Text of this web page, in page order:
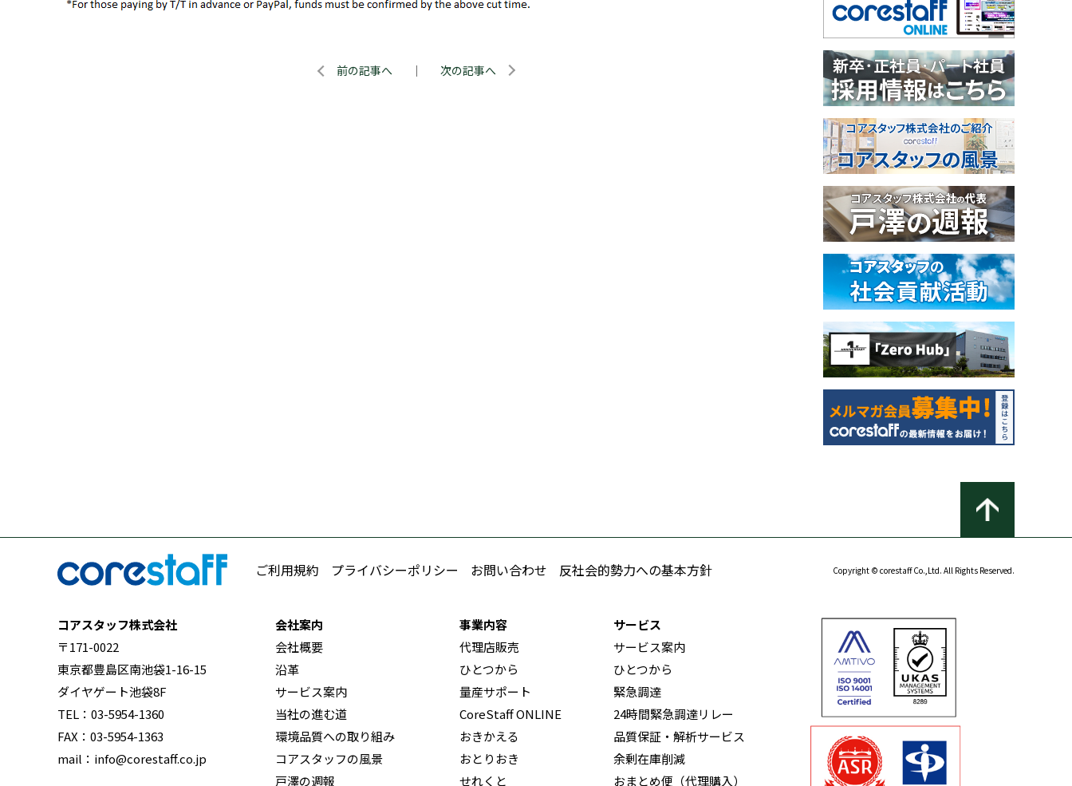
前の記事へ ｜ 次の記事へ
ご利用規約 プライバシーポリシー お問い合わせ 反社会的勢力への基本方針 Copyright © corestaff Co.,Ltd. All Rights Reserved.
コアスタッフ株式会社
〒171-0022
東京都豊島区南池袋1-16-15
ダイヤゲート池袋8F
TEL：03-5954-1360
FAX：03-5954-1363
mail：info@corestaff.co.jp
会社案内
会社概要
沿革
サービス案内
当社の進む道
環境品質への取り組み
コアスタッフの風景
戸澤の週報
事業内容
代理店販売
ひとつから
量産サポート
CoreStaff ONLINE
おきかえる
おとりおき
せれくと
サービス
サービス案内
ひとつから
緊急調達
24時間緊急調達リレー
品質保証・解析サービス
余剰在庫削減
おまとめ便（代理購入）